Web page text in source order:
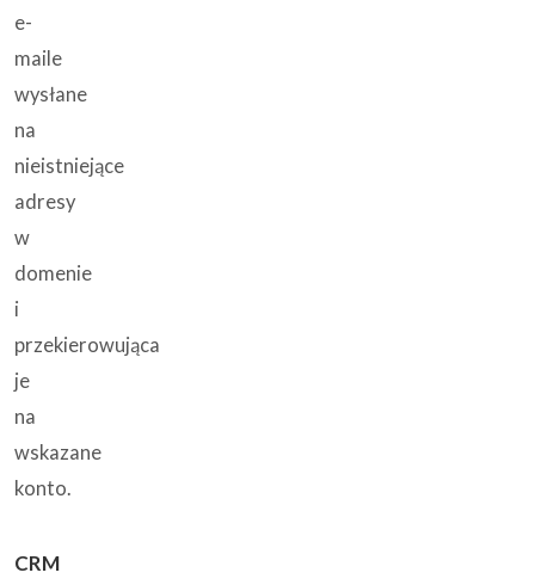
e-
maile
wysłane
na
nieistniejące
adresy
w
domenie
i
przekierowująca
je
na
wskazane
konto.
CRM